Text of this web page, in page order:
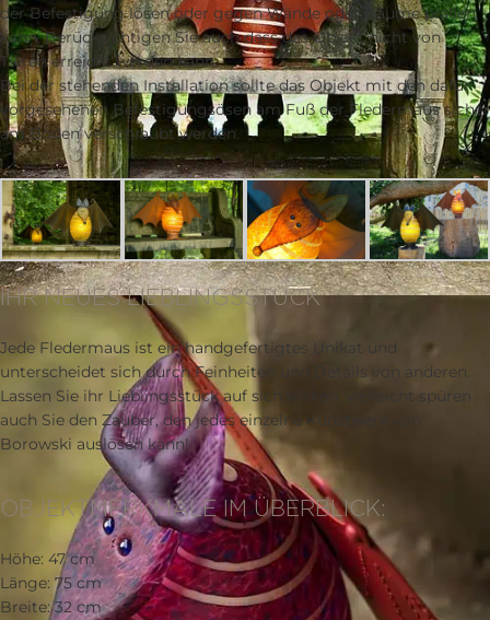
der Befestigung lösen oder gegen Wände oder Bäume prallen
kann. Berücksichtigen Sie auch dass das Objekt nicht von
Tieren erreicht werden kann.
Bei der stehenden Installation sollte das Objekt mit den dafür
vorgesehenen Befestigungsösen am Fuß der Fledermaus sicher
am Boden verschraubt werden.
IHR NEUES LIEBLINGSSTÜCK
Jede Fledermaus ist ein handgefertigtes Unikat und
unterscheidet sich durch Feinheiten und Details von anderen.
Lassen Sie ihr Lieblingsstück auf sich wirken, vielleicht spüren
auch Sie den Zauber, den jedes einzelne Kunstwerk von
Borowski auslösen kann!
OBJEKTMERKMALE IM ÜBERBLICK:
Höhe: 47 cm
Länge: 75 cm
Breite: 32 cm